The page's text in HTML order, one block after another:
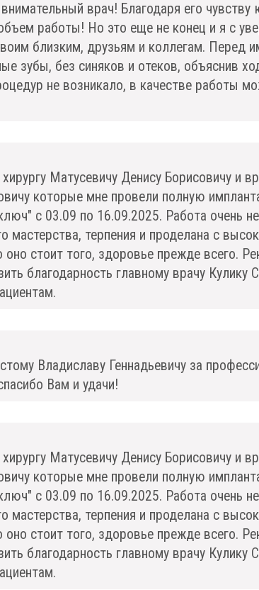
врач! Благодаря его
работы! Но это еще не конец и я с
близким, друзьям и коллегам. Перед
зубы, без синяков и отеков, объяснив
не возникало, в качестве работы
Матусевичу Денису Борисовичу и
которые мне провели полную
с 03.09 по 16.09.2025. Работа очень
мастерства, терпения и проделана с
стоит того, здоровье прежде всего.
благодарность главному врачу Кулику
Владиславу Геннадьевичу за
Вам и удачи!
Матусевичу Денису Борисовичу и
которые мне провели полную
с 03.09 по 16.09.2025. Работа очень
мастерства, терпения и проделана с
стоит того, здоровье прежде всего.
благодарность главному врачу Кулику